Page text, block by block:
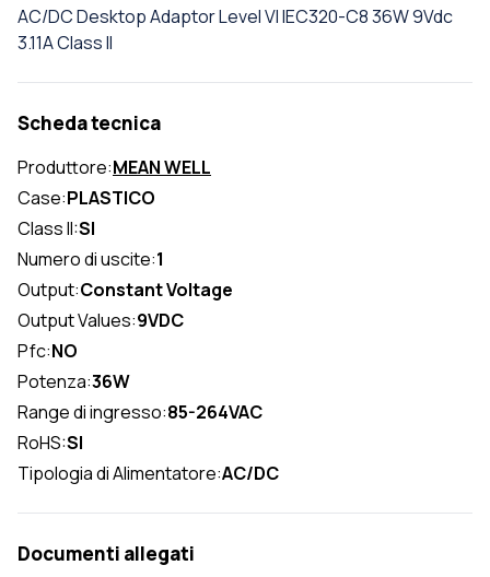
AC/DC Desktop Adaptor Level VI IEC320-C8 36W 9Vdc
3.11A Class II
Scheda tecnica
Produttore:MEAN WELL
Case:PLASTICO
Class II:SI
Numero di uscite:1
Output:Constant Voltage
Output Values:9VDC
Pfc:NO
Potenza:36W
Range di ingresso:85-264VAC
RoHS:SI
Tipologia di Alimentatore:AC/DC
Documenti allegati